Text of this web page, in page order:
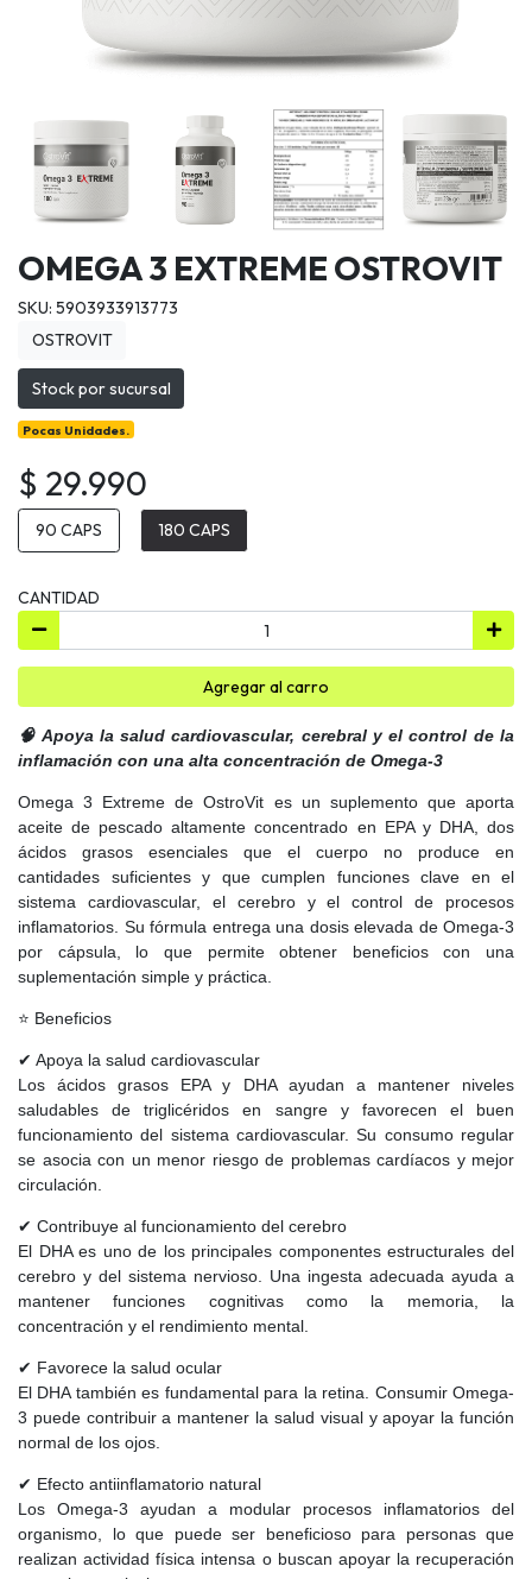
OMEGA 3 EXTREME OSTROVIT
SKU: 5903933913773
OSTROVIT
Stock por sucursal
Pocas Unidades.
$ 29.990
90 CAPS 180 CAPS
CANTIDAD
Agregar al carro
🧠 Apoya la salud cardiovascular, cerebral y el control de la
inflamación con una alta concentración de Omega-3
Omega 3 Extreme de OstroVit es un suplemento que aporta
aceite de pescado altamente concentrado en EPA y DHA, dos
ácidos grasos esenciales que el cuerpo no produce en
cantidades suficientes y que cumplen funciones clave en el
sistema cardiovascular, el cerebro y el control de procesos
inflamatorios. Su fórmula entrega una dosis elevada de Omega-3
por cápsula, lo que permite obtener beneficios con una
suplementación simple y práctica.
⭐ Beneficios
✔ Apoya la salud cardiovascular
Los ácidos grasos EPA y DHA ayudan a mantener niveles
saludables de triglicéridos en sangre y favorecen el buen
funcionamiento del sistema cardiovascular. Su consumo regular
se asocia con un menor riesgo de problemas cardíacos y mejor
circulación.
✔ Contribuye al funcionamiento del cerebro
El DHA es uno de los principales componentes estructurales del
cerebro y del sistema nervioso. Una ingesta adecuada ayuda a
mantener funciones cognitivas como la memoria, la
concentración y el rendimiento mental.
✔ Favorece la salud ocular
El DHA también es fundamental para la retina. Consumir Omega-
3 puede contribuir a mantener la salud visual y apoyar la función
normal de los ojos.
✔ Efecto antiinflamatorio natural
Los Omega-3 ayudan a modular procesos inflamatorios del
organismo, lo que puede ser beneficioso para personas que
realizan actividad física intensa o buscan apoyar la recuperación